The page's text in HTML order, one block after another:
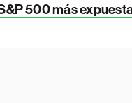
500 más